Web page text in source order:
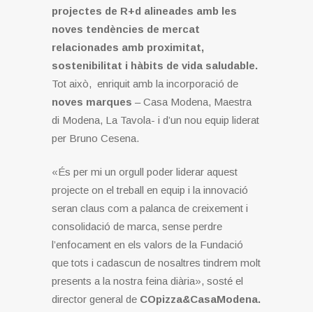
projectes de R+d alineades amb les
noves tendències de mercat
relacionades amb proximitat,
sostenibilitat i hàbits de vida saludable.
Tot això, enriquit amb la incorporació de
noves marques – Casa Modena, Maestra
di Modena, La Tavola- i d’un nou equip liderat
per Bruno Cesena.
«És per mi un orgull poder liderar aquest
projecte on el treball en equip i la innovació
seran claus com a palanca de creixement i
consolidació de marca, sense perdre
l’enfocament en els valors de la Fundació
que tots i cadascun de nosaltres tindrem molt
presents a la nostra feina diària», sosté el
director general de COpizza&CasaModena.